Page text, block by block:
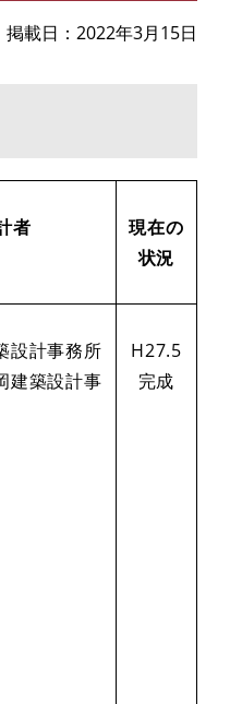
掲載日 2022年3月15日
者
現在の
状況
設計事務所
建築設計事
H27.5
完成